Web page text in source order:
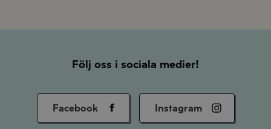
Följ oss i sociala medier!
Facebook Instagram